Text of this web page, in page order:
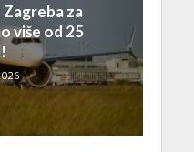
za
više od 25